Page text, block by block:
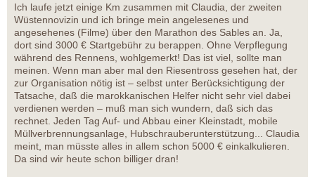
Ich laufe jetzt einige Km zusammen mit Claudia, der zweiten
Wüstennovizin und ich bringe mein angelesenes und
angesehenes (Filme) über den Marathon des Sables an. Ja,
dort sind 3000 € Startgebühr zu berappen. Ohne Verpflegung
während des Rennens, wohlgemerkt! Das ist viel, sollte man
meinen. Wenn man aber mal den Riesentross gesehen hat, der
zur Organisation nötig ist – selbst unter Berücksichtigung der
Tatsache, daß die marokkanischen Helfer nicht sehr viel dabei
verdienen werden – muß man sich wundern, daß sich das
rechnet. Jeden Tag Auf- und Abbau einer Kleinstadt, mobile
Müllverbrennungsanlage, Hubschrauberunterstützung... Claudia
meint, man müsste alles in allem schon 5000 € einkalkulieren.
Da sind wir heute schon billiger dran!